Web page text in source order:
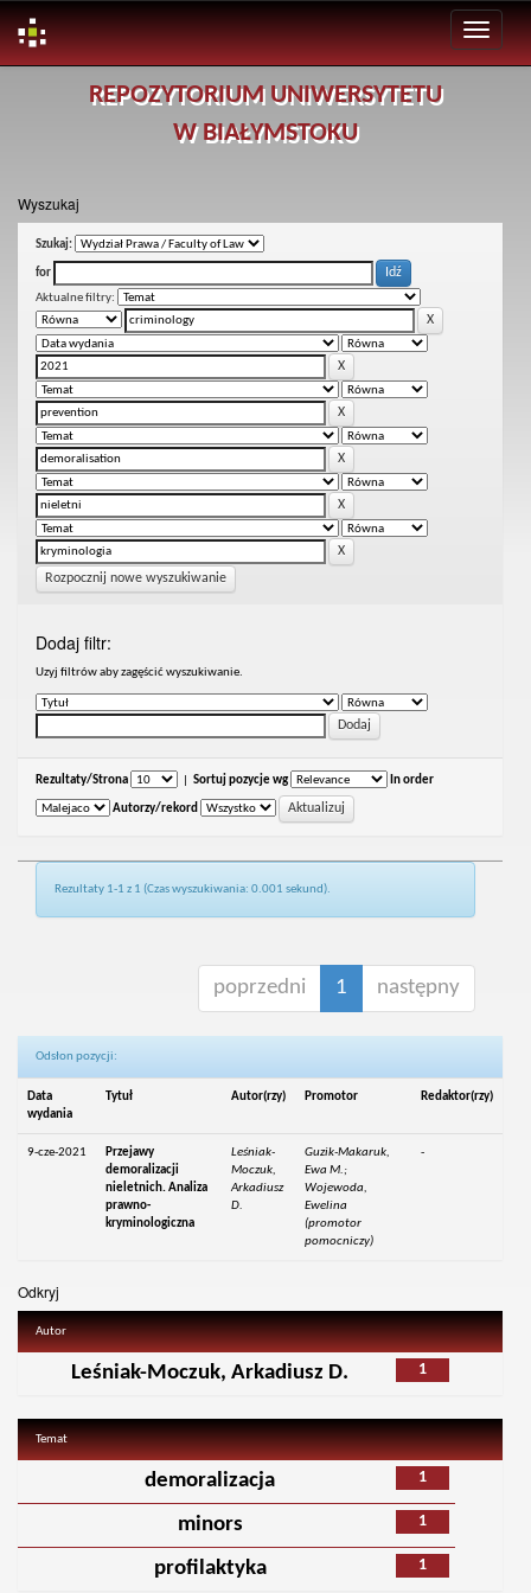
REPOZYTORIUM UNIWERSYTETU
W BIAŁYMSTOKU
Wyszukaj
Szukaj:
for
Aktualne filtry:
Rozpocznij nowe wyszukiwanie
Dodaj filtr:
Uzyj filtrów aby zagęścić wyszukiwanie.
Rezultaty/Strona Sortuj pozycje wg In order
Autorzy/rekord
Rezultaty 1-1 z 1 (Czas wyszukiwania: 0.001 sekund).
poprzedni 1 następny
Odsłon pozycji:
Data
wydania
Tytuł Autor(rzy) Promotor Redaktor(rzy)
9-cze-2021
Przejawy
demoralizacji
nieletnich. Analiza
prawno-
kryminologiczna
Leśniak-
Moczuk,
Arkadiusz
D.
Guzik-Makaruk,
Ewa M.;
Wojewoda,
Ewelina
(promotor
pomocniczy)
-
Odkryj
Autor
1
Leśniak-Moczuk, Arkadiusz D.
Temat
1
demoralizacja
1
minors
1
profilaktyka